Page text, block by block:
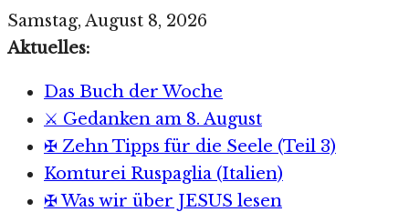
Zum
Inhalt
Samstag, August 8, 2026
Aktuelles:
Das Buch der Woche
⚔️ Gedanken am 8. August
✠ Zehn Tipps für die Seele (Teil 3)
Komturei Ruspaglia (Italien)
✠ Was wir über JESUS lesen